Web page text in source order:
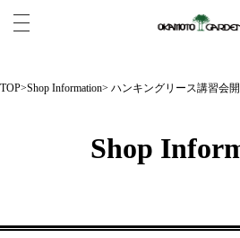
TOP>Shop Information> ハンキングリース講習会開
Shop